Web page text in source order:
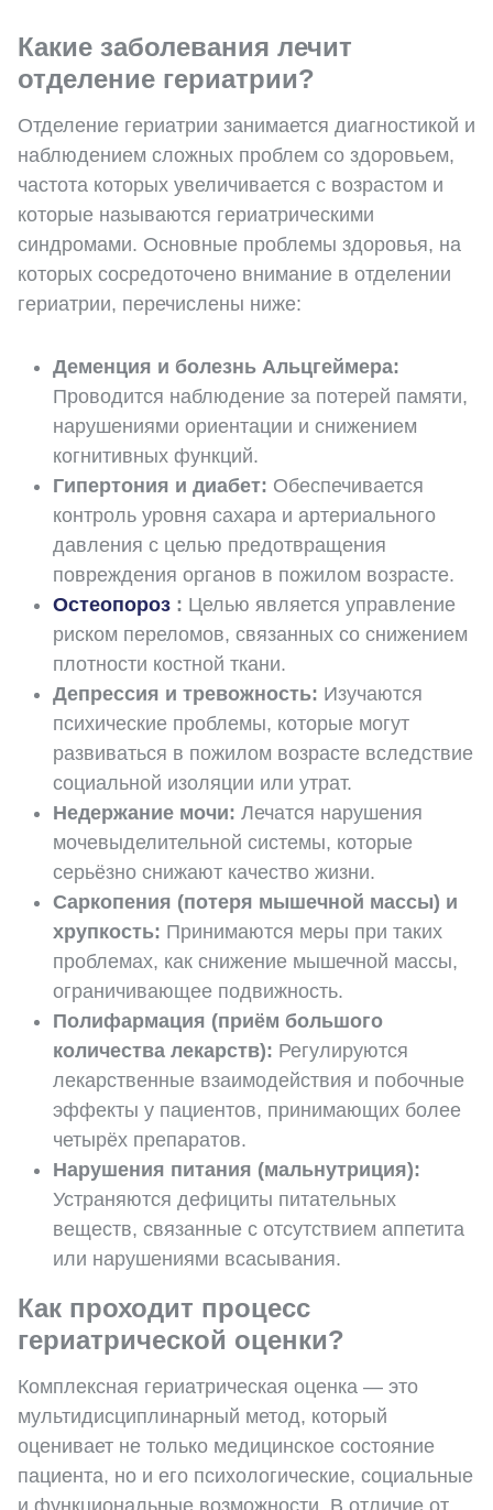
Какие заболевания лечит
отделение гериатрии?
Отделение гериатрии занимается диагностикой и
наблюдением сложных проблем со здоровьем,
частота которых увеличивается с возрастом и
которые называются гериатрическими
синдромами. Основные проблемы здоровья, на
которых сосредоточено внимание в отделении
гериатрии, перечислены ниже:
Деменция и болезнь Альцгеймера:
Проводится наблюдение за потерей памяти,
нарушениями ориентации и снижением
когнитивных функций.
Гипертония и диабет: Обеспечивается
контроль уровня сахара и артериального
давления с целью предотвращения
повреждения органов в пожилом возрасте.
Остеопороз : Целью является управление
риском переломов, связанных со снижением
плотности костной ткани.
Депрессия и тревожность: Изучаются
психические проблемы, которые могут
развиваться в пожилом возрасте вследствие
социальной изоляции или утрат.
Недержание мочи: Лечатся нарушения
мочевыделительной системы, которые
серьёзно снижают качество жизни.
Саркопения (потеря мышечной массы) и
хрупкость: Принимаются меры при таких
проблемах, как снижение мышечной массы,
ограничивающее подвижность.
Полифармация (приём большого
количества лекарств): Регулируются
лекарственные взаимодействия и побочные
эффекты у пациентов, принимающих более
четырёх препаратов.
Нарушения питания (мальнутриция):
Устраняются дефициты питательных
веществ, связанные с отсутствием аппетита
или нарушениями всасывания.
Как проходит процесс
гериатрической оценки?
Комплексная гериатрическая оценка — это
мультидисциплинарный метод, который
оценивает не только медицинское состояние
пациента, но и его психологические, социальные